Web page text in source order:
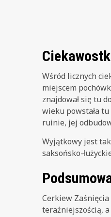
Wśród licznych
miejscem
znajdował się tu
wieku powstała
ruinie, jej
Wyjątkowy jest
saksońsko-
Cerkiew
teraźniejszością,